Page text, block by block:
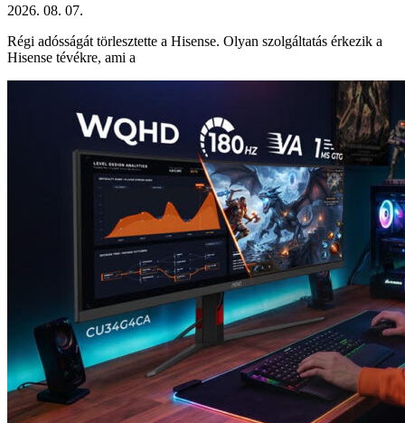
2026. 08. 07.
Régi adósságát törlesztette a Hisense. Olyan szolgáltatás érkezik a
Hisense tévékre, ami a